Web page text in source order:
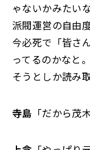
ゃないかみたい
派閥運営の自由
今必死で「皆さ
ってるのかなと
そうとしか読み
寺島 「だから茂